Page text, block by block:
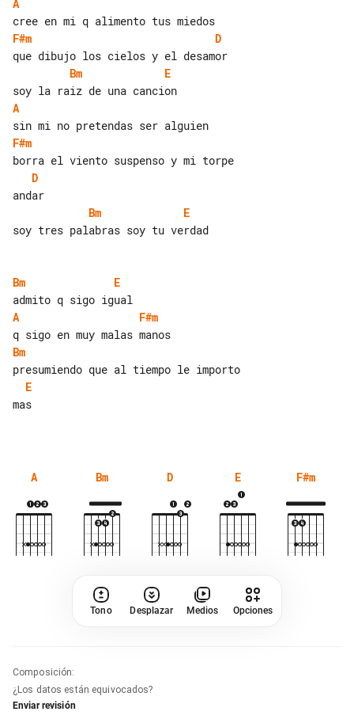
A
F#m
D
Bm
E
A
F#m
D
Bm
E
soy tres palabras soy tu verdad
Bm
E
A
F#m
Bm
E
mas
A Bm D E F#m
Tono Desplazar Medios Opciones
Composición:
¿Los datos están equivocados?
Enviar revisión